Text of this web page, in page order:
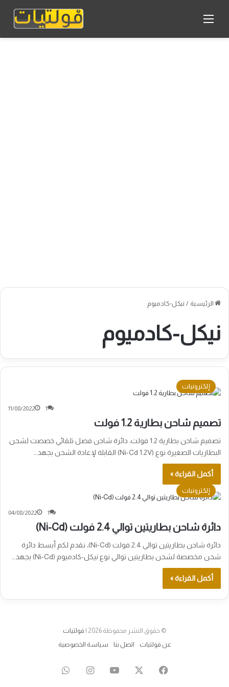
الرئيسية / نيكل-كادميوم
نيكل-كادميوم
إلكترونيات
11/08/2022 1
تصميم شاحن بطارية 1.2 فولت
تصميم شاحن بطارية 1.2 فولت، دائرة شاحن فصل تلقائي خصصت لشحن
البطاريات الصغيرة نوع (Ni-Cd 1.2V) القابلة لإعادة الشحن بجهد…
أكمل القراءة »
إلكترونيات
04/08/2022 1
دائرة شاحن بطاريتين توالي 2.4 فولت (Ni-Cd)
دائرة شاحن بطاريتين توالي 2.4 فولت (Ni-Cd)، نقدم لكم أبسط دائرة
شحن مخصصة لشحن بطاريتين توالي نوع نيكل-كادميوم (Ni-Cd) بجهد…
أكمل القراءة »
© حقوق النشر محفوظة 2026 |
فولتيات
عن فولتيات
اتصل بنا سياسة الخصوصية
فيسبوك ‫YouTubeانستقرام